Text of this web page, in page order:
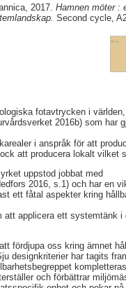
, 2017. Hamnen möter :
Second cycle,
fotavtrycken i
2016b) som
i anspråk för att
att producera lokalt
uppstod jobbat med
2016, s.1) och har en
ett fåtal aspekter kring
att applicera ett systemtänk
fördjupa oss kring ämnet
designkriterier har tagits
och förbättrar